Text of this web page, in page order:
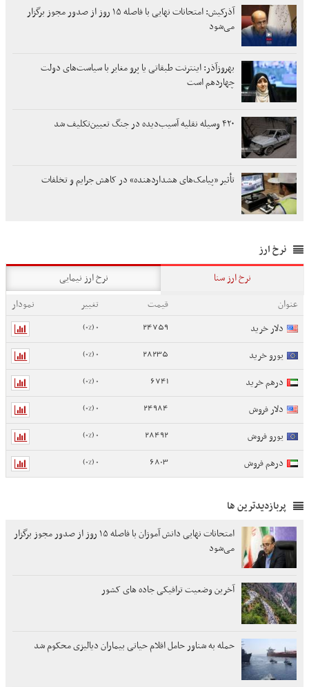
آذرکیش: امتحانات نهایی با فاصله ۱۵ روز از صدور مجوز برگزار
می‌شود
بهروزآذر: اینترنت طبقاتی یا پرو مغایر با سیاست‌های دولت
چهاردهم است
۴۲۰ وسیله نقلیه آسیب‌دیده در جنگ تعیین‌تکلیف شد
تأثیر «پیامک‌های هشداردهنده» در کاهش جرایم و تخلفات
نرخ ارز
نرخ ارز سنا
نرخ ارز نیمایی
عنوان
قیمت تغییر
نمودار
دلار خرید
24759
0 (0%)
یورو خرید 28235
0 (0%)
درهم خرید 6741
0 (0%)
دلار فروش 24984
0 (0%)
یورو فروش 28492
0 (0%)
درهم فروش 6803
0 (0%)
پربازدیدترین ها
امتحانات نهایی دانش آموزان با فاصله ۱۵ روز از صدور مجوز برگزار
می‌شود
آخرین وضعیت ترافیکی جاده های کشور
حمله به شناور حامل اقلام حیاتی بیماران دیالیزی محکوم شد